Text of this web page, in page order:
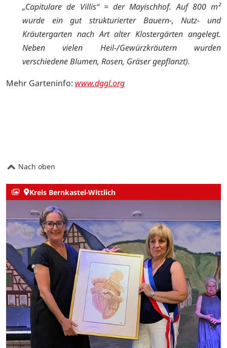
„Capitulare de Villis“ = derMayischhof. Auf 800 m²
wurde ein gutstrukturierter Bauern-, Nutz- und
Kräutergarten nach Art alter Klostergärten angelegt.
Neben
vielen Heil-/Gewürzkräutern
wurden
verschiedeneBlumen, Rosen, Gräser gepflanzt).
Mehr Garteninfo: www.dggl.org
Nach oben
Kreis Bernkastel-Wittlich